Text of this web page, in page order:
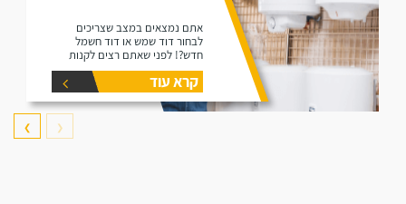
אתם נמצאים במצב שצריכים
לבחור דוד שמש או דוד חשמל
חדש?! לפני שאתם רצים לקנות
דוד תקרו את המאמר זה הוא נותן
את המידע הפורט על נפחים שונים
של דודים ואיזה דוד הכי יתאים
עבורכם.
קרא עוד
❮
❯